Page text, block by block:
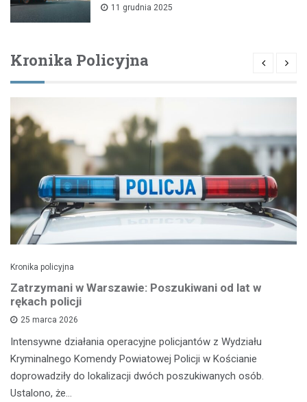
11 grudnia 2025
Kronika Policyjna
Kronika policyjna
Zatrzymani w Warszawie: Poszukiwani od lat w
rękach policji
25 marca 2026
Intensywne działania operacyjne policjantów z Wydziału
Kryminalnego Komendy Powiatowej Policji w Kościanie
doprowadziły do lokalizacji dwóch poszukiwanych osób.
Ustalono, że…